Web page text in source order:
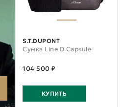
S.T.DUPONT
Сумка Line D Capsule
104 500 ₽
КУПИТЬ